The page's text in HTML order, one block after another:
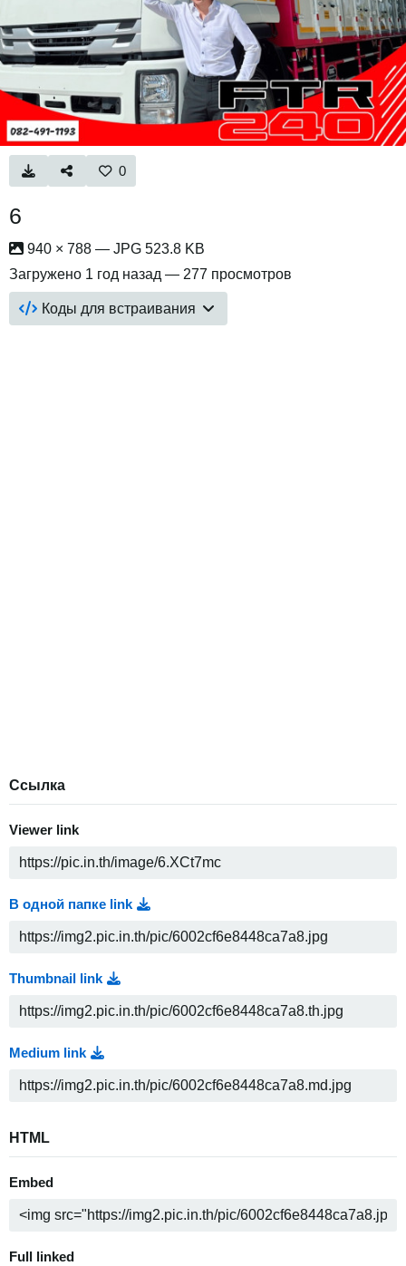
0
6
940 × 788 — JPG 523.8 KB
Загружено 1 год назад — 277 просмотров
Коды для встраивания
Ссылка
Viewer link
В одной папке link
Thumbnail link
Medium link
HTML
Embed
Full linked